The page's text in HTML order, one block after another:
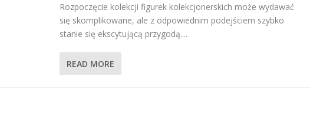
Rozpoczęcie kolekcji figurek kolekcjonerskich może wydawać
się skomplikowane, ale z odpowiednim podejściem szybko
stanie się ekscytującą przygodą....
READ MORE